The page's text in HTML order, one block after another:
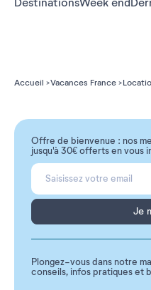
Accueil Vacances France
Offre de bienvenue : nos
jusqu'à 30€ offerts en vous
Je
Plongez-vous dans notre
conseils, infos pratiques et